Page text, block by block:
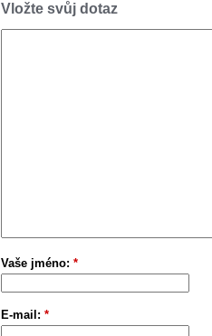
Vložte svůj dotaz
Vaše jméno: *
E-mail: *